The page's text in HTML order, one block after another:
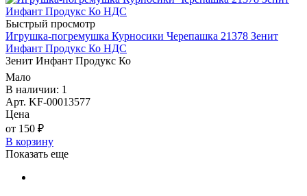
Быстрый просмотр
Игрушка-погремушка Курносики Черепашка 21378 Зенит
Инфант Продукс Ко НДС
Зенит Инфант Продукс Ко
Мало
В наличии: 1
Арт. KF-00013577
Цена
от 150 ₽
В корзину
Показать еще